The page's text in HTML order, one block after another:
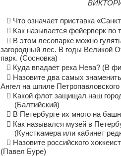
 Что означает приставка
 Как называется фейерверк по
 В этом лесопарке можно
загородный лес. В годы Великой
парк. (Сосновка)
 Куда впадает река Нева? (В
 Назовите два самых
Ангел на шпиле
 Какой флот защищал наш
(Балтийский)
 В Петербурге их много на
 Как назывался музей в
(Кунсткамера или кабинет
 Назовите российского
(Павел Буре)